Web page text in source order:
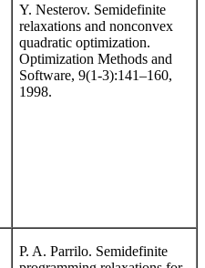
Y. Nesterov. Semidefinite
relaxations and nonconvex
quadratic optimization.
Optimization Methods and
Software, 9(1-3):141–160,
1998.
P. A. Parrilo. Semidefinite